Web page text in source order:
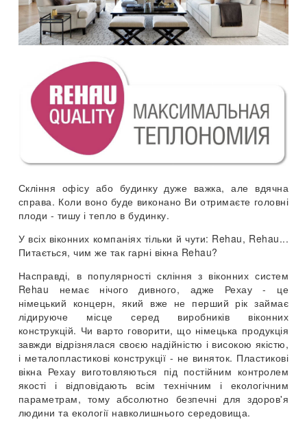
Скління офісу або будинку дуже важка, але вдячна
справа. Коли воно буде виконано Ви отримаєте головні
плоди - тишу і тепло в будинку.
У всіх віконних компаніях тільки й чути: Rehau, Rehau...
Питається, чим же так гарні вікна Rehau?
Насправді, в популярності скління з віконних систем
Rehau немає нічого дивного, адже Рехау - це
німецький концерн, який вже не перший рік займає
лідируюче місце серед виробників віконних
конструкцій. Чи варто говорити, що німецька продукція
завжди відрізнялася своєю надійністю і високою якістю,
і металопластикові конструкції - не виняток. Пластикові
вікна Рехау виготовляються під постійним контролем
якості і відповідають всім технічним і екологічним
параметрам, тому абсолютно безпечні для здоров'я
людини та екології навколишнього середовища.